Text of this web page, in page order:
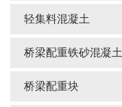
轻集料混凝土
桥梁配重铁砂混凝土
桥梁配重块